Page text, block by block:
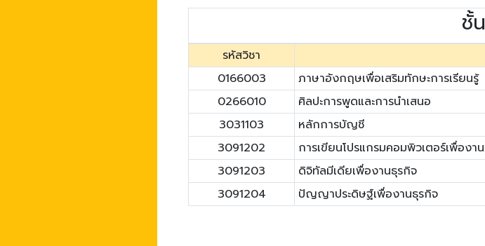
ชั้
รหัสวิชา
0166003
ภาษาอังกฤษเพื่อเสริมทักษะการเรียนรู้
0266010
ศิลปะการพูดและการนำเสนอ
3031103
หลักการบัญชี
3091202
การเขียนโปรแกรมคอมพิวเตอร์เพื่องา
3091203
ดิจิทัลมีเดียเพื่องานธุรกิจ
3091204
ปัญญาประดิษฐ์เพื่องานธุรกิจ